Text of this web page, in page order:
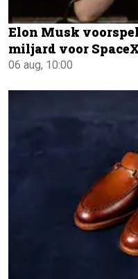
Elon Musk
miljard voor
06 aug, 10:00